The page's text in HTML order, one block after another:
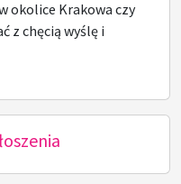
okolice Krakowa czy
z chęcią wyślę i